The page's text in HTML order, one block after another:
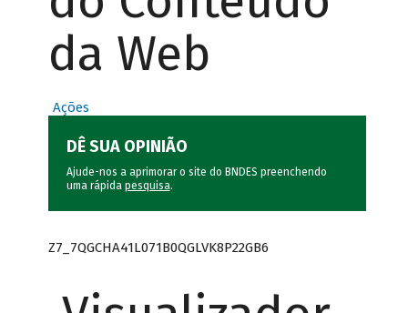
da Web
Ações
DÊ SUA OPINIÃO
Ajude-nos a aprimorar o site do BNDES preenchendo
uma rápida pesquisa.
Z7_7QGCHA41L071B0QGLVK8P22GB6